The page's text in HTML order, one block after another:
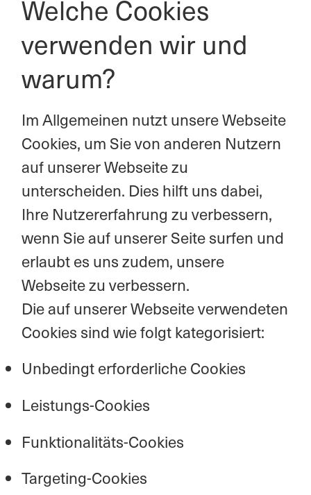
Welche Cookies
verwenden wir und
warum?
Im Allgemeinen nutzt unsere Webseite
Cookies, um Sie von anderen Nutzern
auf unserer Webseite zu
unterscheiden. Dies hilft uns dabei,
Ihre Nutzererfahrung zu verbessern,
wenn Sie auf unserer Seite surfen und
erlaubt es uns zudem, unsere
Webseite zu verbessern.
Die auf unserer Webseite verwendeten
Cookies sind wie folgt kategorisiert:
Unbedingt erforderliche Cookies
Leistungs-Cookies
Funktionalitäts-Cookies
Targeting-Cookies